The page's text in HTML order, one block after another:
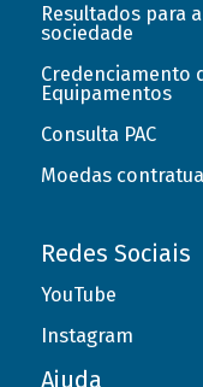
Resultados para a
sociedade
Credenciamento
Equipamentos
Consulta PAC
Moedas
Redes Sociais
YouTube
Instagram
Ajuda